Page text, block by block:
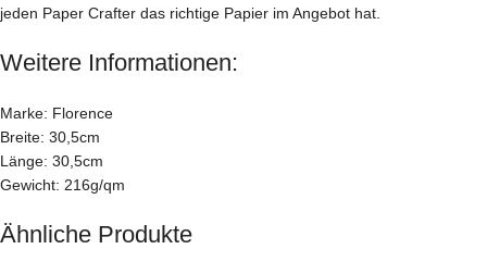
jeden Paper Crafter das richtige Papier im Angebot hat.
Weitere Informationen:
Marke: Florence
Breite: 30,5cm
Länge: 30,5cm
Gewicht: 216g/qm
Ähnliche Produkte